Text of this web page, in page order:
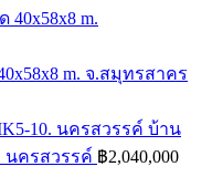
m. จ.สมุทรสาคร
บ้าน
นครสวรรค์ ฿2,040,000